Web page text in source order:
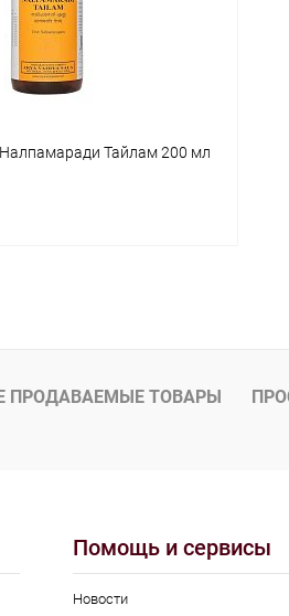
Тайлам 200 мл
Сравнение
Под заказ
ПРОДАВАЕМЫЕ ТОВАРЫ
Помощь и сервисы
Новости